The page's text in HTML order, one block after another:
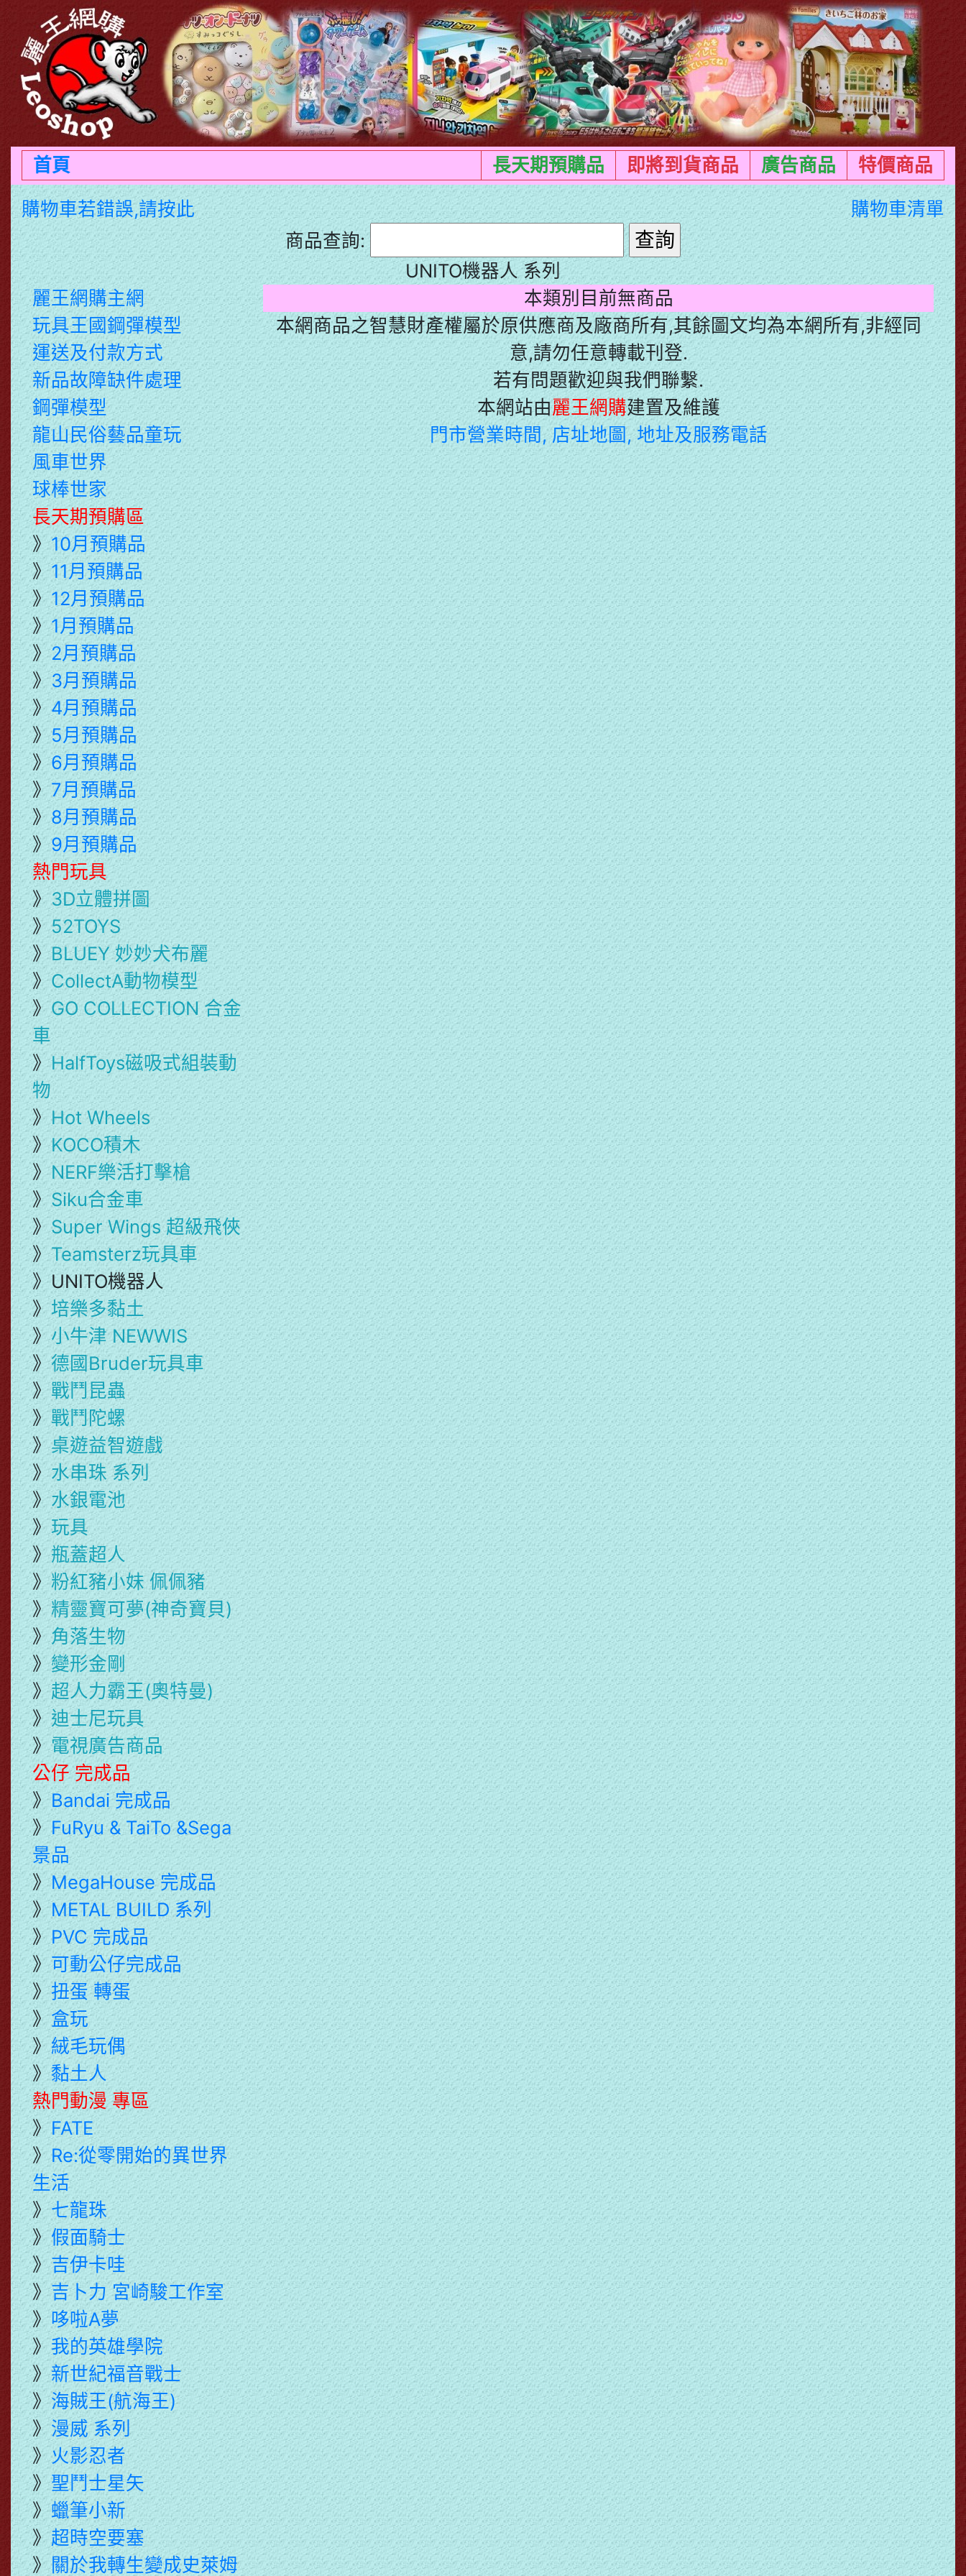
首頁 長天期預購品 即將到貨商品 廣告商品
特價商品
購物車若錯誤,請按此
購物車清單
商品查詢:
UNITO機器人 系列
麗王網購主網
玩具王國鋼彈模型
運送及付款方式
新品故障缺件處理
鋼彈模型
龍山民俗藝品童玩
風車世界
球棒世家
長天期預購區
》10月預購品
》11月預購品
》12月預購品
》1月預購品
》2月預購品
》3月預購品
》4月預購品
》5月預購品
》6月預購品
》7月預購品
》8月預購品
》9月預購品
熱門玩具
》3D立體拼圖
》52TOYS
》BLUEY 妙妙犬布麗
》CollectA動物模型
》GO COLLECTION 合金
車
》HalfToys磁吸式組裝動
物
》Hot Wheels
》KOCO積木
》NERF樂活打擊槍
》Siku合金車
》Super Wings 超級飛俠
》Teamsterz玩具車
》UNITO機器人
》培樂多黏土
》小牛津 NEWWIS
》德國Bruder玩具車
》戰鬥昆蟲
》戰鬥陀螺
》桌遊益智遊戲
》水串珠 系列
》水銀電池
》玩具
》瓶蓋超人
》粉紅豬小妹 佩佩豬
》精靈寶可夢(神奇寶貝)
》角落生物
》變形金剛
》超人力霸王(奧特曼)
》迪士尼玩具
》電視廣告商品
公仔 完成品
》Bandai 完成品
》FuRyu & TaiTo &Sega
景品
》MegaHouse 完成品
》METAL BUILD 系列
》PVC 完成品
》可動公仔完成品
》扭蛋 轉蛋
》盒玩
》絨毛玩偶
》黏土人
熱門動漫 專區
》FATE
》Re:從零開始的異世界
生活
》七龍珠
》假面騎士
》吉伊卡哇
》吉卜力 宮崎駿工作室
》哆啦A夢
》我的英雄學院
》新世紀福音戰士
》海賊王(航海王)
》漫威 系列
》火影忍者
》聖鬥士星矢
》蠟筆小新
》超時空要塞
》關於我轉生變成史萊姆
本類別目前無商品
本網商品之智慧財產權屬於原供應商及廠商所有,其餘圖文均為本網所有,非經同
意,請勿任意轉載刊登.
若有問題歡迎與我們聯繫.
本網站由麗王網購建置及維護
門市營業時間, 店址地圖, 地址及服務電話